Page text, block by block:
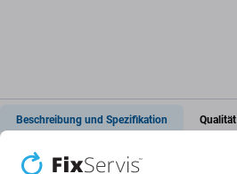
Beschreibung und Spezifikation Qualität